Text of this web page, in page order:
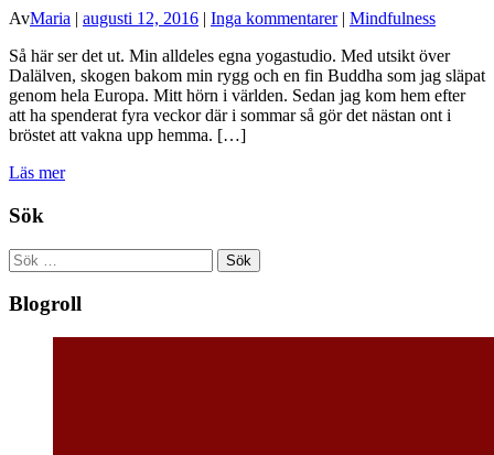
AvMaria | augusti 12, 2016 | Inga kommentarer| Mindfulness
Så här ser det ut. Min alldeles egna yogastudio. Med utsikt över
Dalälven, skogen bakom min rygg och en fin Buddha som jag släpat
genom hela Europa. Mitt hörn i världen. Sedan jag kom hem efter
att ha spenderat fyra veckor där i sommar så gör det nästan ont i
bröstet att vakna upp hemma. […]
Läs mer
Sök
Sök
efter:
Blogroll